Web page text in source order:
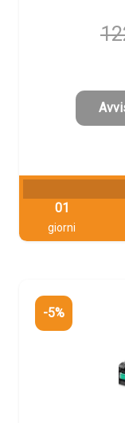
01
giorni
-5%